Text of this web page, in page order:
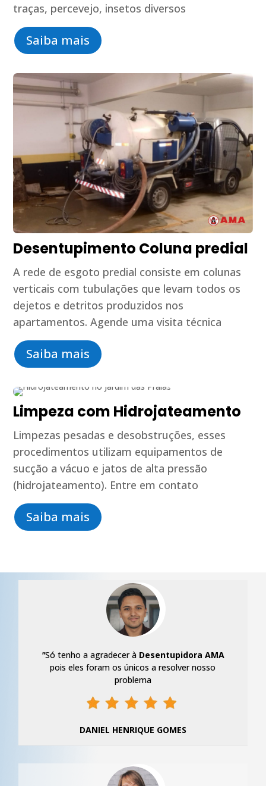
traças, percevejo, insetos diversos
Saiba mais
Desentupimento Coluna predial
A rede de esgoto predial consiste em colunas
verticais com tubulações que levam todos os
dejetos e detritos produzidos nos
apartamentos. Agende uma visita técnica
Saiba mais
Limpeza com Hidrojateamento
Limpezas pesadas e desobstruções, esses
procedimentos utilizam equipamentos de
sucção a vácuo e jatos de alta pressão
(hidrojateamento). Entre em contato
Saiba mais
"Só tenho a agradecer à Desentupidora AMA
pois eles foram os únicos a resolver nosso
problema
DANIEL HENRIQUE GOMES